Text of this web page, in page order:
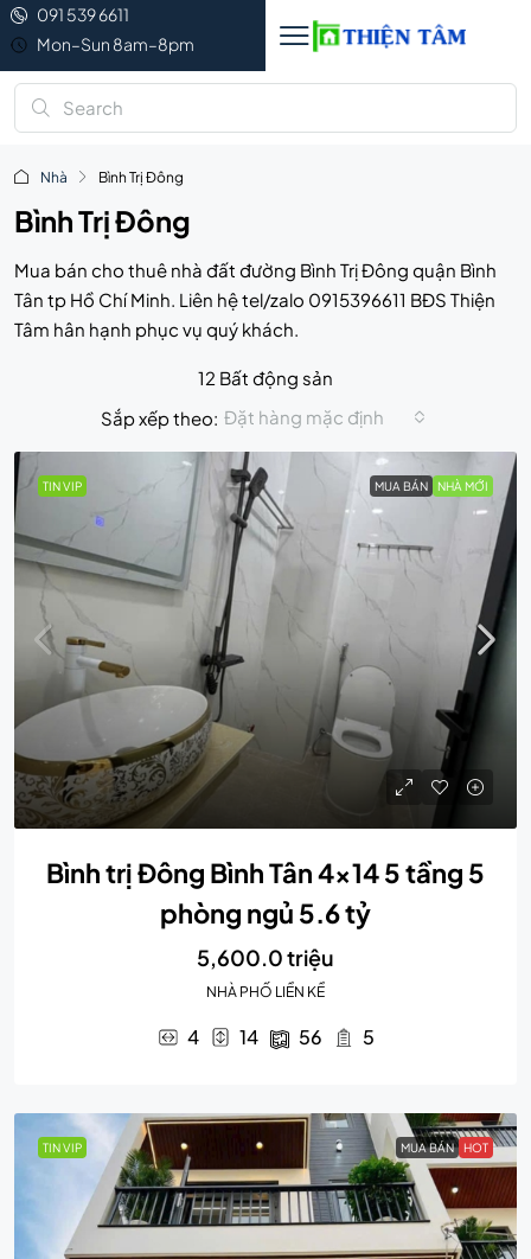
091 539 6611
Mon–Sun 8am–8pm
Nhà Bình Trị Đông
Bình Trị Đông
Mua bán cho thuê nhà đất đường Bình Trị Đông quận Bình
Tân tp Hồ Chí Minh. Liên hệ tel/zalo 0915396611 BĐS Thiện
Tâm hân hạnh phục vụ quý khách.
12 Bất động sản
Sắp xếp theo: Đặt hàng mặc định
TIN VIP MUA BÁN NHÀ MỚI
Bình trị Đông Bình Tân 4×14 5 tầng 5
phòng ngủ 5.6 tỷ
5,600.0 triệu
NHÀ PHỐ LIỀN KỀ
4 14 56 5
TIN VIP MUA BÁN HOT